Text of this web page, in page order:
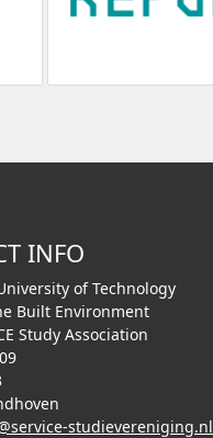
INFO
of Technology
Built Environment
Study Association
studievereniging.nl